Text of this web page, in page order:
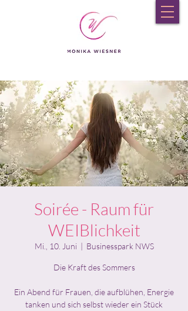
Soirée - Raum für
WEIBlichkeit
Mi., 10. Juni
  |
Businesspark NWS
Die Kraft des Sommers
Ein Abend für Frauen, die aufblühen, Energie
tanken und sich selbst wieder ein Stück